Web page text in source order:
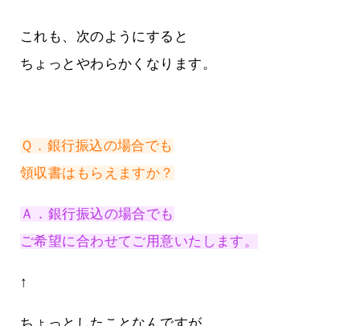
これも、次のようにすると
ちょっとやわらかくなります。
Ｑ．銀行振込の場合でも
領収書はもらえますか？
Ａ．銀行振込の場合でも
ご希望に合わせてご用意いたします。
↑